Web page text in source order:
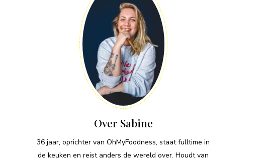
Over Sabine
36 jaar, oprichter van OhMyFoodness, staat fulltime in
de keuken en reist anders de wereld over. Houdt van